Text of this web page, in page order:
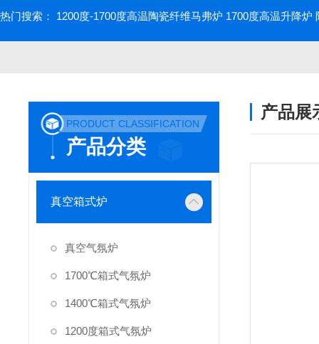
热门搜索： 1200度-1700度高温陶瓷纤维马弗炉 1700度高温升降炉
PRODUCT CLASSIFICATION
产品分类
真空箱式炉
真空气氛炉
1700℃箱式气氛炉
1400℃箱式气氛炉
1200度箱式气氛炉
产品展